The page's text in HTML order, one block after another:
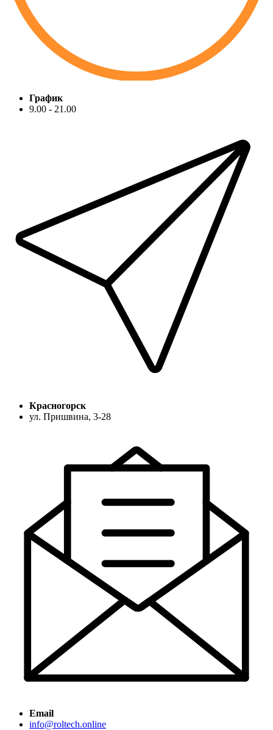
График
9.00 - 21.00
Красногорск
ул. Пришвина, 3-28
Email
info@roltech.online